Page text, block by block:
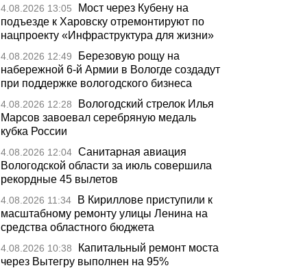
4.08.2026 13:05
Мост через Кубену на
подъезде к Харовску отремонтируют по
нацпроекту «Инфраструктура для жизни»
4.08.2026 12:49
Березовую рощу на
набережной 6-й Армии в Вологде создадут
при поддержке вологодского бизнеса
4.08.2026 12:28
Вологодский стрелок Илья
Марсов завоевал серебряную медаль
кубка России
4.08.2026 12:04 Санитарная авиация
Вологодской области за июль совершила
рекордные 45 вылетов
4.08.2026 11:34
В Кириллове приступили к
масштабному ремонту улицы Ленина на
средства областного бюджета
4.08.2026 10:38
Капитальный ремонт моста
через Вытегру выполнен на 95%